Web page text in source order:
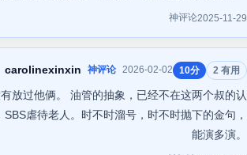
神评论2025-11-29
carolinexinxin 神评论 2026-02-02 10分 2 有用
放过他俩。 油管的抽象，已经不在这两个叔的认
虐待老人。时不时溜号，时不时抛下的金句，
能演多演。